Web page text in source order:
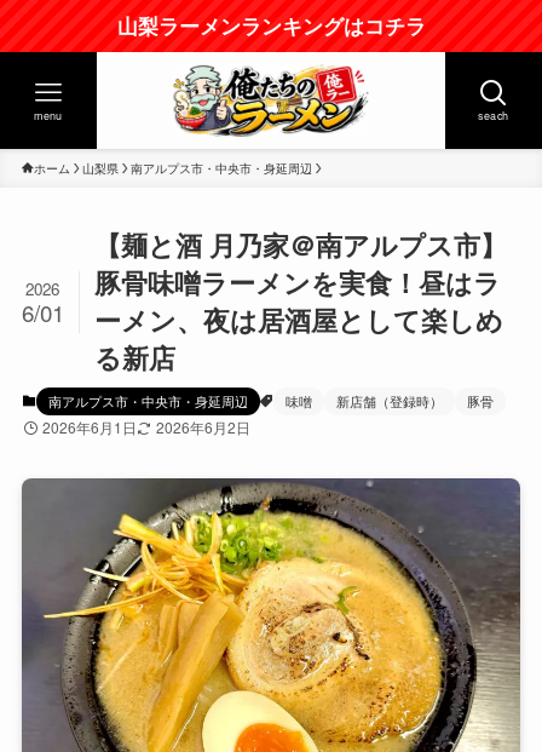
山梨ラーメンランキングはコチラ
seach
menu
ホーム 山梨県 南アルプス市・中央市・身延周辺
【麺と酒 月乃家＠南アルプス市】
豚骨味噌ラーメンを実食！昼はラ
ーメン、夜は居酒屋として楽しめ
る新店
2026
6/01
南アルプス市・中央市・身延周辺 味噌 新店舗（登録時） 豚骨
2026年6月1日 2026年6月2日